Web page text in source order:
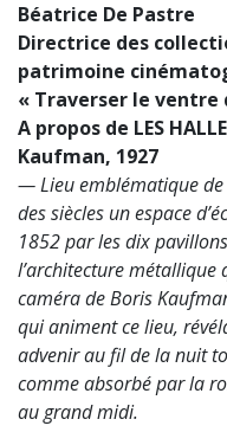
Béatrice De Pastre
Directrice des
patrimoine
« Traverser le ventre
A propos de LES
Kaufman, 1927
— Lieu emblématique
des siècles un espace
1852 par les dix
l’architecture métallique
caméra de Boris
qui animent ce lieu,
advenir au fil de la nuit
comme absorbé par la
au grand midi.